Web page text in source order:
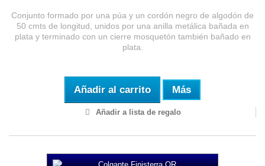
Conjunto formado por una púa y un cordón negro de algodón de
50 cmts de longitud, unidos por una anilla metálica bañada en
plata y terminado con un cierre mosquetón también bañado en
plata.
Añadir al carrito Más
Añadir a lista de regalo